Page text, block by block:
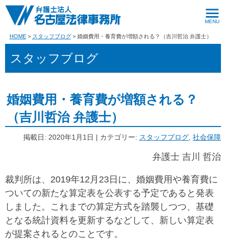
HOME スタッフブログ 婚姻費用・養育費が増額される？（吉川哲治 弁護士）
スタッフブログ
婚姻費用・養育費が増額される？
（吉川哲治 弁護士）
掲載日: 2020年1月1日 | カテゴリー: スタッフブログ 社会保障
弁護士 吉川 哲治
裁判所は、2019年12月23日に、婚姻費用や養育費に
ついての新たな算定表を公表する予定であると発表
しました。これまでの算定方式を踏襲しつつ、基礎
となる統計資料を更新するなどして、新しい算定表
が提案されるとのことです。